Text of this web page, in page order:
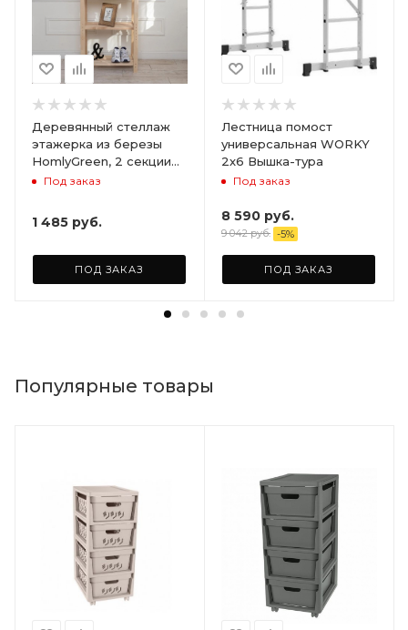
Деревянный стеллаж
этажерка из березы
HomlyGreen, 2 секции
на 5 полок. Размер
Под заказ
1 485 руб.
ПОД ЗАКАЗ
Лестница помост
универсальная WORKY
2х6 Вышка-тура
Под заказ
8 590 руб.
9 042руб. -5%
ПОД ЗАКАЗ
Популярные товары